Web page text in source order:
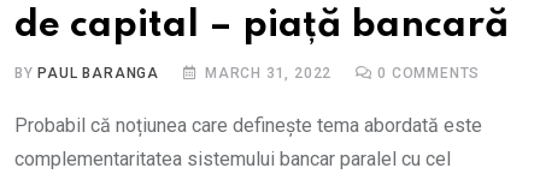
de capital – piață bancară
BY PAUL BARANGA MARCH 31, 2022 0 COMMENTS
Probabil că noțiunea care definește tema abordată este
complementaritatea sistemului bancar paralel cu cel